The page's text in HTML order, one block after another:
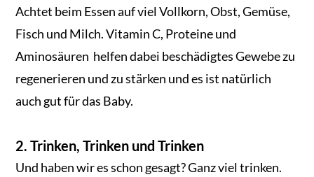
Achtet beim Essen auf viel Vollkorn, Obst, Gemüse,
Fisch und Milch. Vitamin C, Proteine und
Aminosäuren helfen dabei beschädigtes Gewebe zu
regenerieren und zu stärken und es ist natürlich
auch gut für das Baby.
2. Trinken, Trinken und Trinken
Und haben wir es schon gesagt? Ganz viel trinken.